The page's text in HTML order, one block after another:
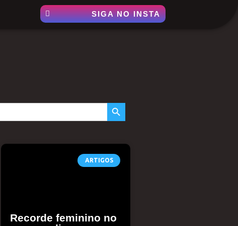
SIGA NO INSTA
SEARCH BUTTON
ARTIGOS
Recorde feminino no